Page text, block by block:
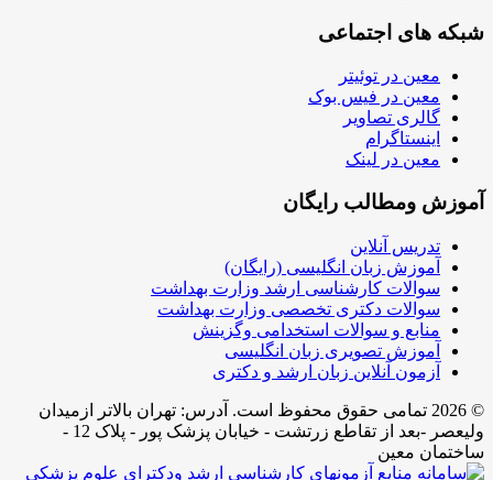
شبکه های اجتماعی
معین در توئیتر
معین در فیس بوک
گالری تصاویر
اینستاگرام
معین در لینک
آموزش ومطالب رایگان
تدریس آنلاین
آموزش زبان انگلیسی (رایگان)
سوالات کارشناسی ارشد وزارت بهداشت
سوالات دکتری تخصصی وزارت بهداشت
منابع و سوالات استخدامی وگزینش
آموزش تصویری زبان انگلیسی
آزمون آنلاین زبان ارشد و دکتری
© 2026 تمامی حقوق محفوظ است. آدرس:‌ تهران بالاتر ازمیدان
ولیعصر -بعد از تقاطع زرتشت - خیابان پزشک پور - پلاک 12 -
ساختمان معین